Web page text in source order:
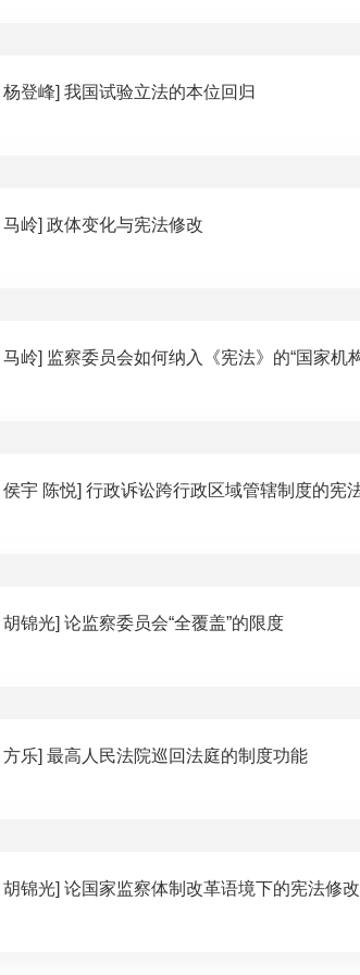
[作者：杨登峰] 我国试验立法的本位回归
[作者：马岭] 政体变化与宪法修改
[作者：马岭] 监察委员会如何纳入《宪法》的“国家
[作者：侯宇 陈悦] 行政诉讼跨行政区域管辖制度的
[作者：胡锦光] 论监察委员会“全覆盖”的限度
[作者：方乐] 最高人民法院巡回法庭的制度功能
[作者：胡锦光] 论国家监察体制改革语境下的宪法修改